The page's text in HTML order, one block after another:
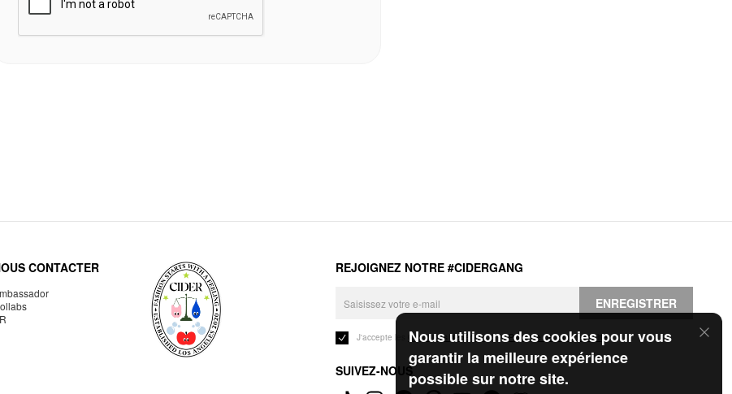
Nous utilisons des cookies pour vous
garantir la meilleure expérience
possible sur notre site.
CONTACTER REJOIGNEZ NOTRE #CIDERGANG
ENREGISTRER
J'accepte les Conditions généraleset laPolitique de confidentialité.
SUIVEZ-NOUS